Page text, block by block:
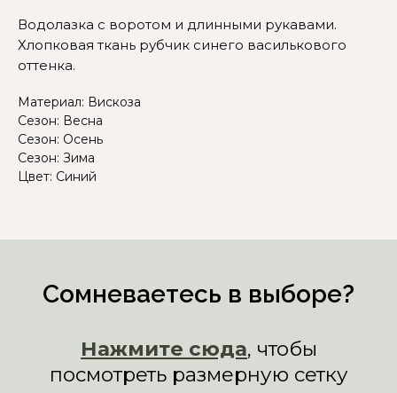
Водолазка с воротом и длинными рукавами.
Хлопковая ткань рубчик синего василькового
оттенка.
Материал: Вискоза
Сезон: Весна
Сезон: Осень
Сезон: Зима
Цвет: Синий
Или напишите нам и мы
вам поможем!